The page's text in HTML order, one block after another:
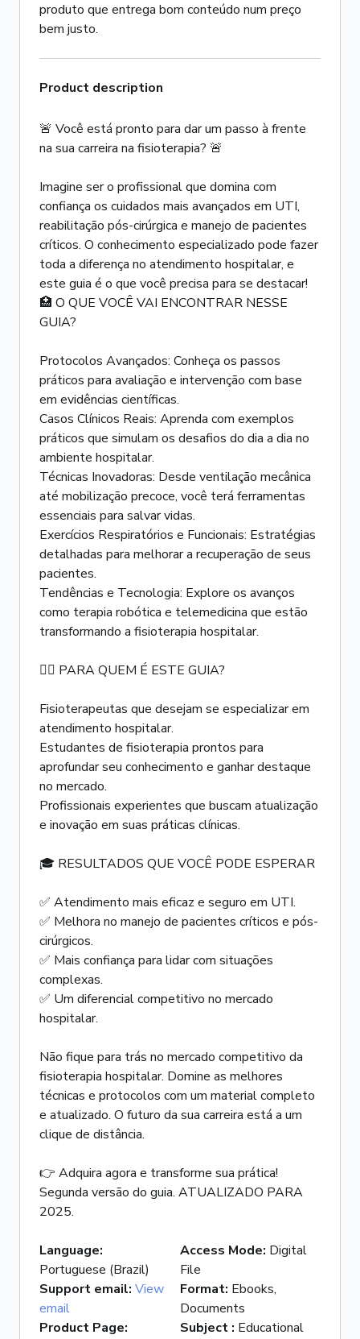
produto que entrega bom conteúdo num preço
bem justo.
Product description
🚨 Você está pronto para dar um passo à frente
na sua carreira na fisioterapia? 🚨
Imagine ser o profissional que domina com
confiança os cuidados mais avançados em UTI,
reabilitação pós-cirúrgica e manejo de pacientes
críticos. O conhecimento especializado pode fazer
toda a diferença no atendimento hospitalar, e
este guia é o que você precisa para se destacar!
🏥 O QUE VOCÊ VAI ENCONTRAR NESSE
GUIA?
Protocolos Avançados: Conheça os passos
práticos para avaliação e intervenção com base
em evidências científicas.
Casos Clínicos Reais: Aprenda com exemplos
práticos que simulam os desafios do dia a dia no
ambiente hospitalar.
Técnicas Inovadoras: Desde ventilação mecânica
até mobilização precoce, você terá ferramentas
essenciais para salvar vidas.
Exercícios Respiratórios e Funcionais: Estratégias
detalhadas para melhorar a recuperação de seus
pacientes.
Tendências e Tecnologia: Explore os avanços
como terapia robótica e telemedicina que estão
transformando a fisioterapia hospitalar.
👩‍⚕️ PARA QUEM É ESTE GUIA?
Fisioterapeutas que desejam se especializar em
atendimento hospitalar.
Estudantes de fisioterapia prontos para
aprofundar seu conhecimento e ganhar destaque
no mercado.
Profissionais experientes que buscam atualização
e inovação em suas práticas clínicas.
🎓 RESULTADOS QUE VOCÊ PODE ESPERAR
✅ Atendimento mais eficaz e seguro em UTI.
✅ Melhora no manejo de pacientes críticos e pós-
cirúrgicos.
✅ Mais confiança para lidar com situações
complexas.
✅ Um diferencial competitivo no mercado
hospitalar.
Não fique para trás no mercado competitivo da
fisioterapia hospitalar. Domine as melhores
técnicas e protocolos com um material completo
e atualizado. O futuro da sua carreira está a um
clique de distância.
👉 Adquira agora e transforme sua prática!
Segunda versão do guia. ATUALIZADO PARA
2025.
Language:
Portuguese (Brazil)
Support email: View
email
Product Page:
Access Mode: Digital
File
Format: Ebooks,
Documents
Subject : Educational